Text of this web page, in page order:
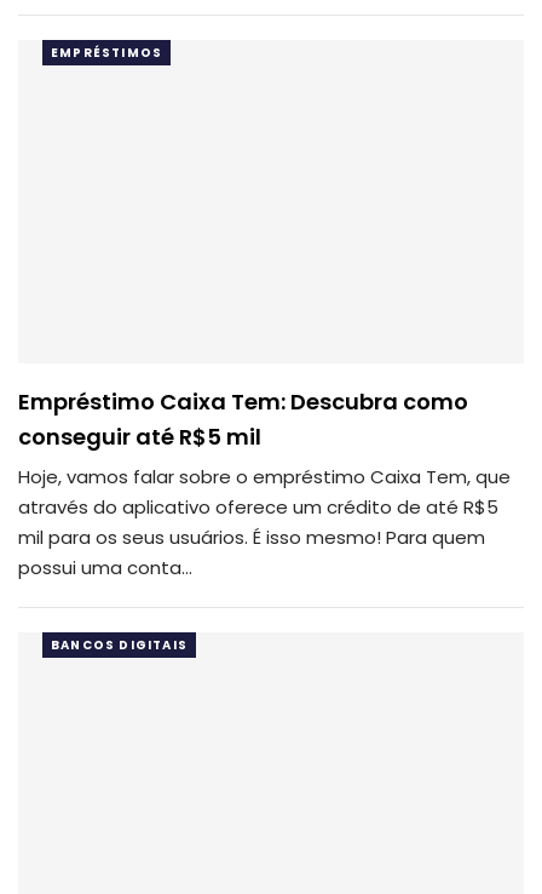
EMPRÉSTIMOS
Empréstimo Caixa Tem: Descubra como
conseguir até R$5 mil
Hoje, vamos falar sobre o empréstimo Caixa Tem, que
através do aplicativo oferece um crédito de até R$5
mil para os seus usuários. É isso mesmo!Para quem
possui uma conta…
BANCOS DIGITAIS